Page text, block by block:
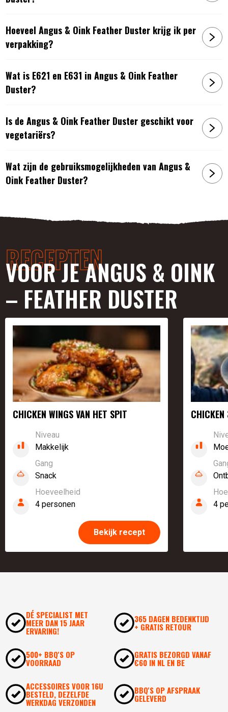
Hoeveel Angus & Oink Feather Duster krijg ik per
verpakking?
Wat is E621 en E631 in Angus & Oink Feather
Duster?
Is de Angus & Oink Feather Duster geschikt voor
vegetariërs?
Wat zijn de gebruiksmogelijkheden van Angus &
Oink Feather Duster?
RECEPTEN
VOOR JE ANGUS & OINK
– FEATHER DUSTER
CHICKEN WINGS VAN HET SPIT
Niveau
Makkelijk
Gang
Snack
Hoeveelheid
4 personen
Bekijk recept
CHICKEN
4
DÉ SPECIALIST MET
MEER DAN 15 JAAR
ERVARING!
365 DAGEN BEDENKTIJD
+ GRATIS RETOUR
500+ BBQ'S OP
VOORRAAD
GRATIS BEZORGD VANAF
€60 IN NL EN BE
ACCESSOIRES VOOR 16U
BESTELD, DEZELFDE
WERKDAG VERZONDEN
BBQ'S OP AFSPRAAK
GELEVERD